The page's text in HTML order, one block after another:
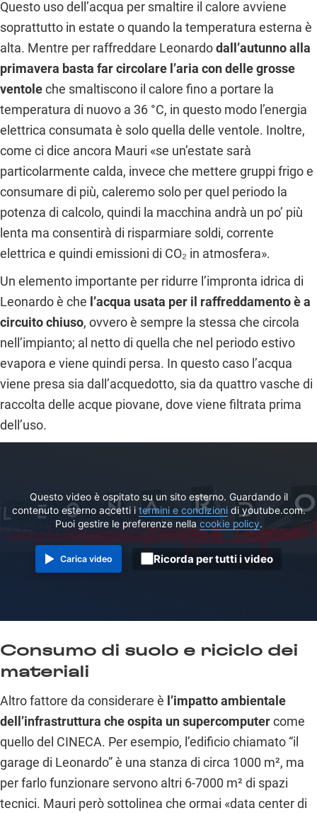
Questo uso dell’acqua per smaltire il calore avviene
soprattutto in estate o quando la temperatura esterna è
alta. Mentre per raffreddare Leonardodall’autunno alla
primavera basta far circolare l’aria con delle grosse
ventoleche smaltiscono il calore fino a portare la
temperatura di nuovo a 36 °C, in questo modo l’energia
elettrica consumata è solo quella delle ventole. Inoltre,
come ci dice ancora Mauri «se un’estate sarà
particolarmente calda, invece che mettere gruppi frigo e
consumare di più, caleremo solo per quel periodo la
potenza di calcolo, quindi la macchina andrà un po’ più
lenta ma consentirà di risparmiare soldi, corrente
elettrica e quindi emissioni di CO₂ in atmosfera».
Un elemento importante per ridurre l’impronta idrica di
Leonardo è che l’acqua usata per il raffreddamento è a
circuito chiuso, ovvero è sempre la stessa che circola
nell’impianto; al netto di quella che nel periodo estivo
evapora e viene quindi persa. In questo caso l’acqua
viene presa sia dall’acquedotto, sia da quattro vasche di
raccolta delle acque piovane, dove viene filtrata prima
dell’uso.
Questo video è ospitato su un sito esterno. Guardando il
contenuto esterno accetti i termini e condizionidi youtube.com.
Puoi gestire le preferenze nella cookie policy.
Carica video Ricorda per tutti i video
Consumo di suolo e riciclo dei
materiali
Altro fattore da considerare è l’impatto ambientale
dell’infrastruttura che ospita un supercomputercome
quello del CINECA. Per esempio, l’edificio chiamato “il
garage di Leonardo” è una stanza di circa 1000 m², ma
per farlo funzionare servono altri 6-7000 m² di spazi
tecnici. Mauri però sottolinea che ormai «data center di